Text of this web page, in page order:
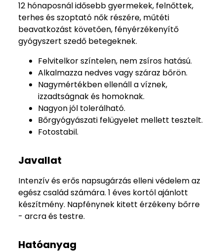
12 hónaposnál idősebb gyermekek, felnőttek,
terhes és szoptató nők részére, műtéti
beavatkozást követően, fényérzékenyítő
gyógyszert szedő betegeknek.
Felvitelkor színtelen, nem zsíros hatású.
Alkalmazza nedves vagy száraz bőrön.
Nagymértékben ellenáll a víznek,
izzadtságnak és homoknak.
Nagyon jól tolerálható.
Bőrgyógyászati felügyelet mellett tesztelt.
Fotostabil.
Javallat
Intenzív és erős napsugárzás elleni védelem az
egész család számára. 1 éves kortól ajánlott
készítmény. Napfénynek kitett érzékeny bőrre
- arcra és testre.
Hatóanyag